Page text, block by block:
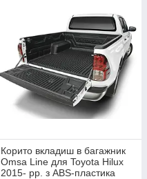
Корито вкладиш в багажник
Omsa Line для Toyota Hilux
2015- рр. з ABS-пластика